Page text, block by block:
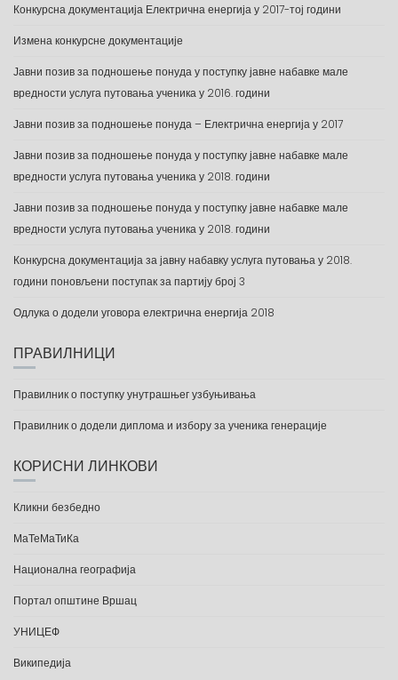
Конкурсна документација Електрична енергија у 2017-тој години
Измена конкурсне документације
Јавни позив за подношење понуда у поступку јавне набавке мале
вредности услуга путовања ученика у 2016. години
Јавни позив за подношење понуда – Електрична енергија у 2017
Јавни позив за подношење понуда у поступку јавне набавке мале
вредности услуга путовања ученика у 2018. години
Јавни позив за подношење понуда у поступку јавне набавке мале
вредности услуга путовања ученика у 2018. години
Конкурсна документација за јавну набавку услуга путовања у 2018.
години поновљени поступак за партију број 3
Одлука о додели уговора електрична енергија 2018
ПРАВИЛНИЦИ
Правилник о поступку унутрашњег узбуњивања
Правилник о додели диплома и избору за ученика генерације
КОРИСНИ ЛИНКОВИ
Кликни безбедно
МаТеМаТиКа
Национална географија
Портал општине Вршац
УНИЦЕФ
Википедија